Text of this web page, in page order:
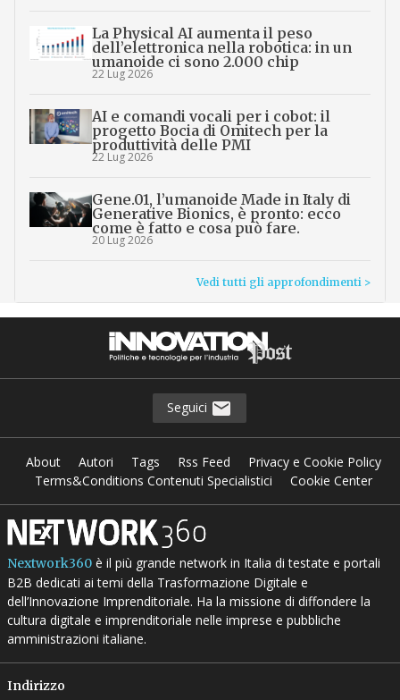
La Physical AI aumenta il peso
dell’elettronica nella robotica: in un
umanoide ci sono 2.000 chip
22 Lug 2026
AI e comandi vocali per i cobot: il
progetto Bocia di Omitech per la
produttività delle PMI
22 Lug 2026
Gene.01, l’umanoide Made in Italy di
Generative Bionics, è pronto: ecco
come è fatto e cosa può fare.
20 Lug 2026
Vedi tutti gli approfondimenti >
Seguici
About Autori Tags Rss Feed
Privacy e Cookie Policy
Terms&Conditions Contenuti Specialistici
Cookie Center
Nextwork360è il più grande network in Italia di testate e portali
B2B dedicati ai temi della Trasformazione Digitale e
dell’Innovazione Imprenditoriale. Ha la missione di diffondere la
cultura digitale e imprenditoriale nelle imprese e pubbliche
amministrazioni italiane.
Indirizzo